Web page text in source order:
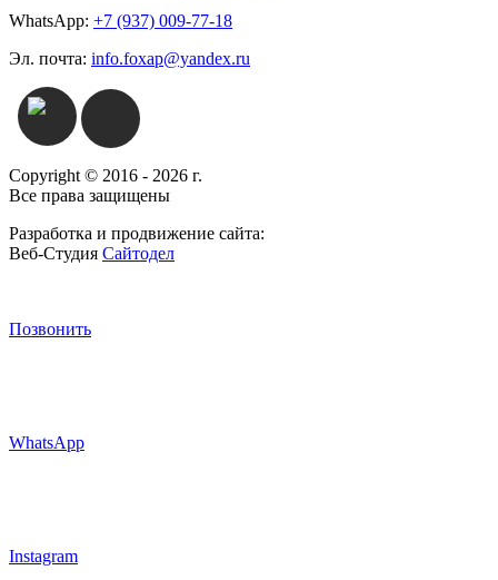
WhatsApp: +7 (937) 009-77-18
Эл. почта: info.foxap@yandex.ru
Copyright © 2016 - 2026 г.
Все права защищены
Разработка и продвижение сайта:
Веб-Студия Сайтодел
Позвонить
WhatsApp
Instagram